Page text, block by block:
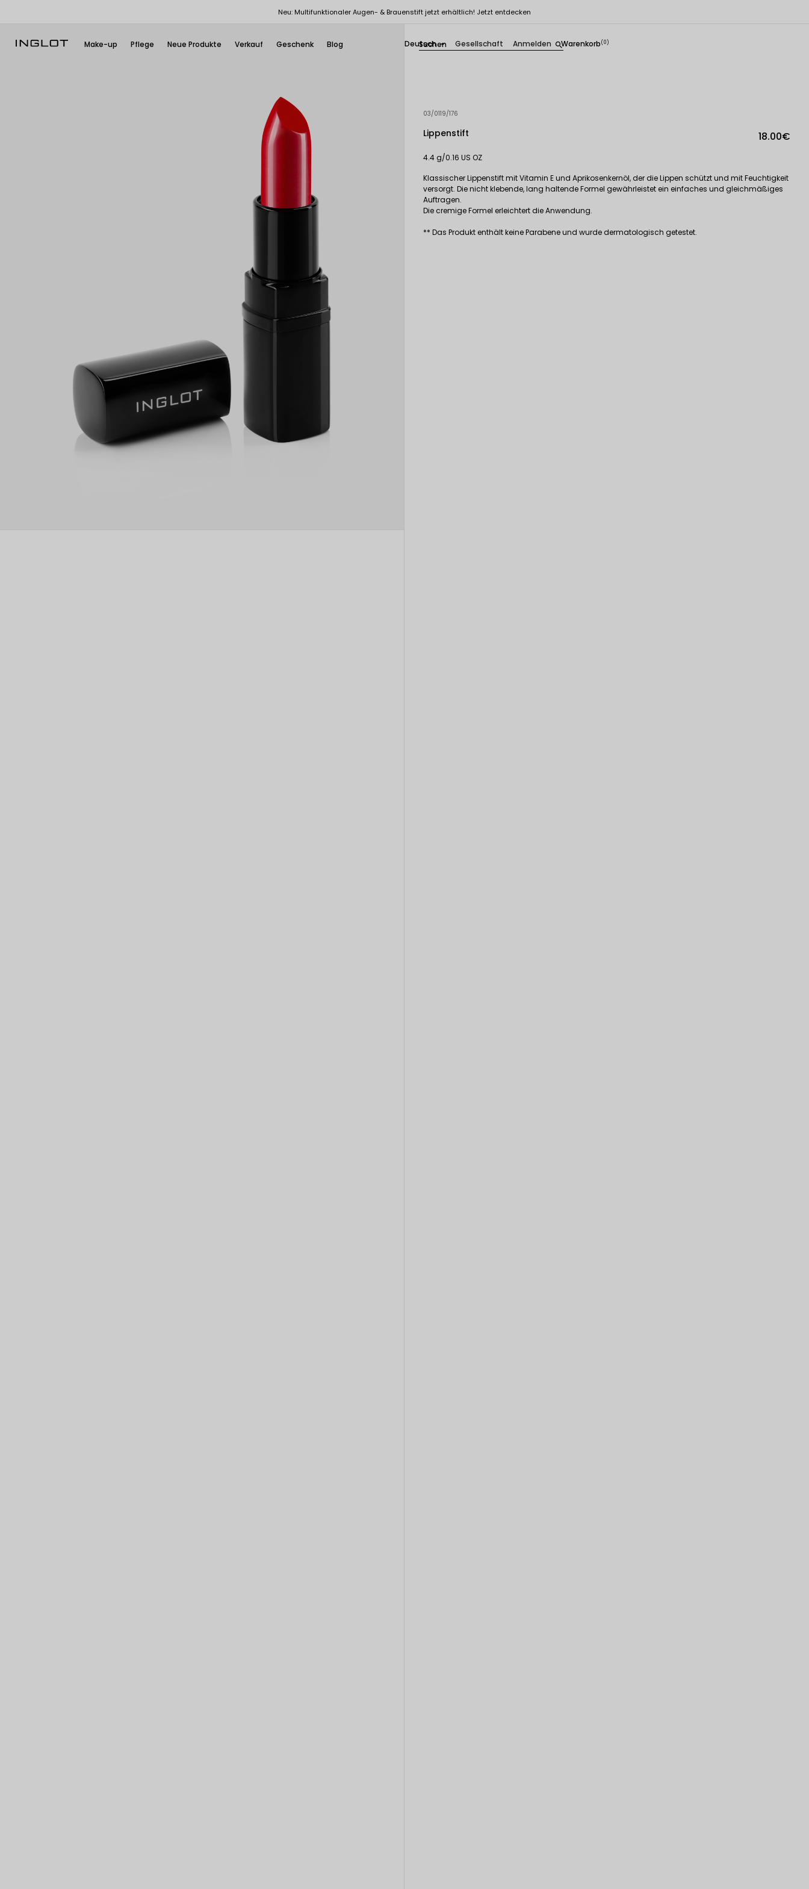
Neu: Multifunktionaler Augen- & Brauenstift jetzt erhältlich! Jetzt entdecken
Make-up Pflege Neue Produkte Verkauf Geschenk Blog search
Deutsch  Gesellschaft Anmelden Warenkorb(0)
03/0119/176
Lippenstift 18.00€
4.4 g/0.16 US OZ
Klassischer Lippenstift mit Vitamin E und Aprikosenkernöl, der die Lippen schützt und mit Feuchtigkeit
versorgt. Die nicht klebende, lang haltende Formel gewährleistet ein einfaches und gleichmäßiges
Auftragen.
Die cremige Formel erleichtert die Anwendung.
** Das Produkt enthält keine Parabene und wurde dermatologisch getestet.